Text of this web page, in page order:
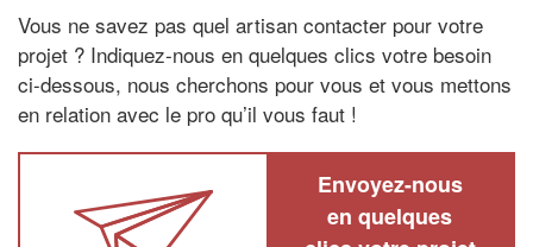
Vous ne savez pas quel artisan contacter pour votre
projet ? Indiquez-nous en quelques clics votre besoin
ci-dessous, nous cherchons pour vous et vous mettons
en relation avec le pro qu’il vous faut !
Envoyez-nous
en quelques